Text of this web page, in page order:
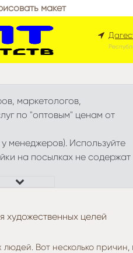
макет
маркетологов,
по "оптовым" ценам от
менеджеров). Используйте
на посылках не содержат
художественных целей
Вот несколько